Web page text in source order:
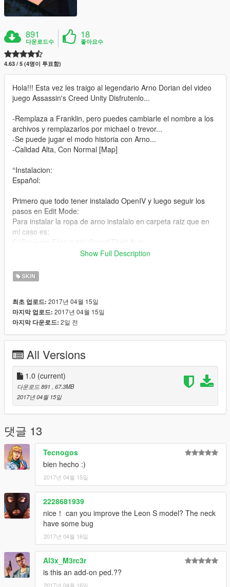
891
다운로드수
18
좋아요수
4.63 / 5 (4명이 투표함)
Hola!!! Esta vez les traigo al legendario Arno Dorian del video
juego Assassin's Creed Unity Disfrutenlo...
-Remplaza a Franklin, pero puedes cambiarle el nombre a los
archivos y remplazarlos por michael o trevor...
-Se puede jugar el modo historia con Arno...
-Calidad Alta, Con Normal [Map]
°Instalacion:
Español:
Primero que todo tener instalado OpenIV y luego seguir los
pasos en Edit Mode:
Para instalar la ropa de arno instalalo en carpeta raiz que en
mi caso es:
V\mods\x64v.rpf\models\cdimages\streampeds_players.rpf\play
y para instalar la cabeza de arno:
C:\Program Files (x86)\Grand Theft Auto
cdimages\mppatches.rpf\player_one\
English:
Edit Mode:
To install the clothes of arno install it in root folder that in my
case is:
C: \ Program Files (x86) \ Grand Theft Auto V \ mods \ x64v.rpf
\ models \ cdimages \ streampeds_players.rpf \ player_one \
And to install arnohead:
C: \ Program Files (x86) \ Grand Theft Auto V \ mods \ update \
x64 \ dlcpacks \ mppatchesng \ dlc.rpf \ x64 \ models \
cdimages \ mppatches.rpf \ player_one \
Proximo Mod: Ezio Auditore Young... ACII
Show Full Description
SKIN
최초 업로드: 2017년 04월 15일
마지막 업로드: 2017년 04월 15일
마지막 다운로드: 2일 전
All Versions
1.0 (current)
다운로드 891 , 67.3MB
2017년 04월 15일
댓글 13
Tecnogos
bien hecho :)
2017년 04월 15일
2228681939
nice！ can you improve the Leon S model? The neck
have some bug
2017년 04월 16일
Al3x_M3rc3r
is this an add-on ped.??
2017년 04월 16일